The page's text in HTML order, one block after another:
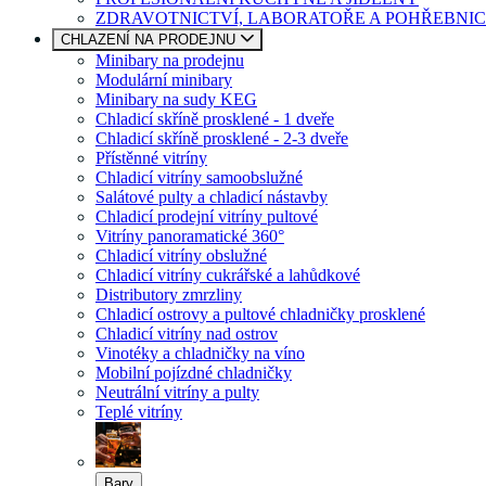
ZDRAVOTNICTVÍ, LABORATOŘE A
CHLAZENÍ NA PRODEJNU
Minibary na prodejnu
Modulární minibary
Minibary na sudy KEG
Chladicí skříně prosklené - 1 dveře
Chladicí skříně prosklené - 2-3 dveře
Přístěnné vitríny
Chladicí vitríny samoobslužné
Salátové pulty a chladicí nástavby
Chladicí prodejní vitríny pultové
Vitríny panoramatické 360°
Chladicí vitríny obslužné
Chladicí vitríny cukrářské a lahůdkové
Distributory zmrzliny
Chladicí ostrovy a pultové chladničky prosklené
Chladicí vitríny nad ostrov
Vinotéky a chladničky na víno
Mobilní pojízdné chladničky
Neutrální vitríny a pulty
Teplé vitríny